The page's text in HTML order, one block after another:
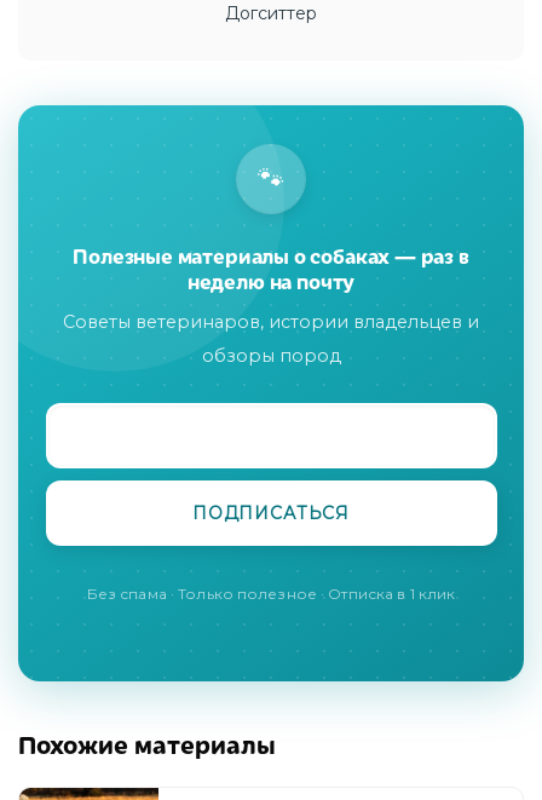
Догситтер
🐾
Полезные материалы о собаках — раз в
неделю на почту
Советы ветеринаров, истории владельцев и
обзоры пород
Без спама · Только полезное · Отписка в 1 клик
Похожие материалы